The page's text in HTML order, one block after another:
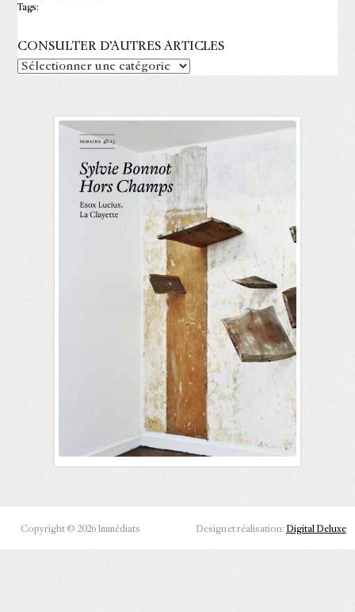
Tags:
CONSULTER D’AUTRES ARTICLES
Copyright © 2026 Immédiats Design et réalisation: Digital Deluxe